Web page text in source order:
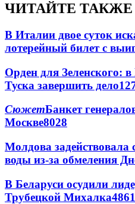
ЧИТАЙТЕ ТАКЖЕ
В Италии двое суток
лотерейный билет с
Орден для Зеленского:
Туска завершить дело
СюжетБанкет
Москве8028
Молдова задействовала
воды из-за обмеления
В Беларуси осудили
Трубецкой Михалка4861